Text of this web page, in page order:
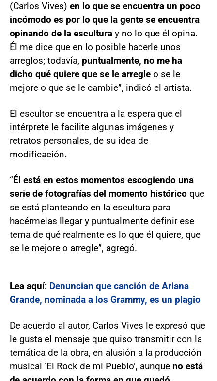
(Carlos Vives) en lo que se encuentra un poco
incómodo es por lo que la gente se encuentra
opinando de la escultura y no lo que él opina.
Él me dice que en lo posible hacerle unos
arreglos; todavía, puntualmente, no me ha
dicho qué quiere que se le arregle o se le
mejore o que se le cambie”, indicó el artista.
El escultor se encuentra a la espera que el
intérprete le facilite algunas imágenes y
retratos personales, de su idea de
modificación.
“Él está en estos momentos escogiendo una
serie de fotografías del momento histórico que
se está planteando en la escultura para
hacérmelas llegar y puntualmente definir ese
tema de qué realmente es lo que él quiere, que
se le mejore o arregle”, agregó.
Lea aquí: Denuncian que canción de Ariana
Grande, nominada a los Grammy, es un plagio
De acuerdo al autor, Carlos Vives le expresó que
le gusta el mensaje que quiso transmitir con la
temática de la obra, en alusión a la producción
musical ‘El Rock de mi Pueblo’, aunque no está